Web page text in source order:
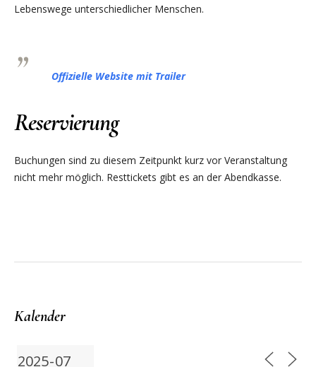
Lebenswege unterschiedlicher Menschen.
Offizielle Website mit Trailer
Reservierung
Buchungen sind zu diesem Zeitpunkt kurz vor Veranstaltung
nicht mehr möglich. Resttickets gibt es an der Abendkasse.
Kalender